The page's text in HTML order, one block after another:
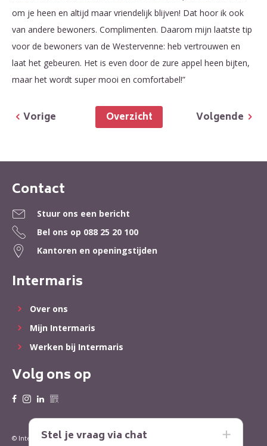
om je heen en altijd maar vriendelijk blijven! Dat hoor ik ook
van andere bewoners. Complimenten. Daarom mijn laatste tip
voor de bewoners van de Westervenne: heb vertrouwen en
laat het gebeuren. Het is even door de zure appel heen bijten,
maar het wordt super mooi en comfortabel!”
Volgende
Overzicht
Vorige
Contactinformatie
Contact
Stuur ons een bericht
Bel ons op 088 25 20 100
Kantoren en openingstijden
Intermaris
Over ons
Mijn Intermaris
Werken bij Intermaris
Volg ons op
© Intermaris 2022 Privacy Cookies
Stel je vraag via chat